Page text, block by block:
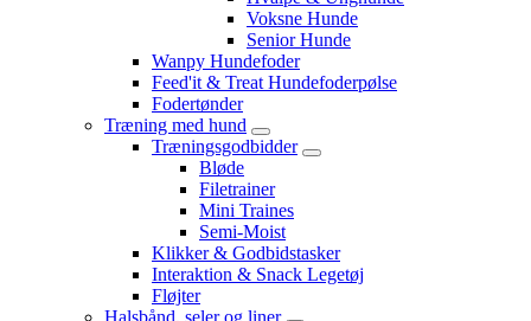
Voksne Hunde
Senior Hunde
Wanpy Hundefoder
Feed'it & Treat Hundefoderpølse
Fodertønder
Træning med hund
Træningsgodbidder
Bløde
Filetrainer
Mini Traines
Semi-Moist
Klikker & Godbidstasker
Interaktion & Snack Legetøj
Fløjter
Halsbånd, seler og liner